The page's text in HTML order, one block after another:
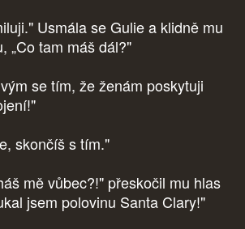
Usmála se Gulie a klidně mu
„Co tam máš dál?"
se tím, že ženám poskytuji
skončíš s tím."
mě vůbec?!" přeskočil mu hlas
jsem polovinu Santa Clary!"